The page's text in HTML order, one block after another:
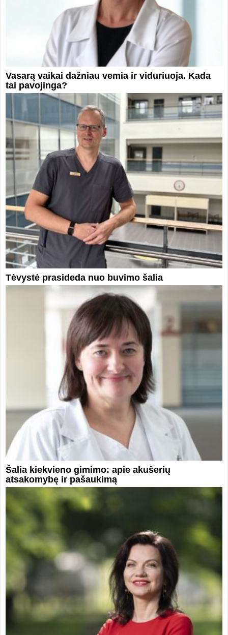
Vasarą vaikai dažniau vemia ir viduriuoja. Kada
tai pavojinga?
Tėvystė prasideda nuo buvimo šalia
Šalia kiekvieno gimimo: apie akušerių
atsakomybę ir pašaukimą